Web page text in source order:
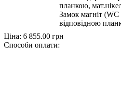
планкою,
Замок магніт (WC
відповідною
Ціна: 6 855.00 грн
Способи оплати: